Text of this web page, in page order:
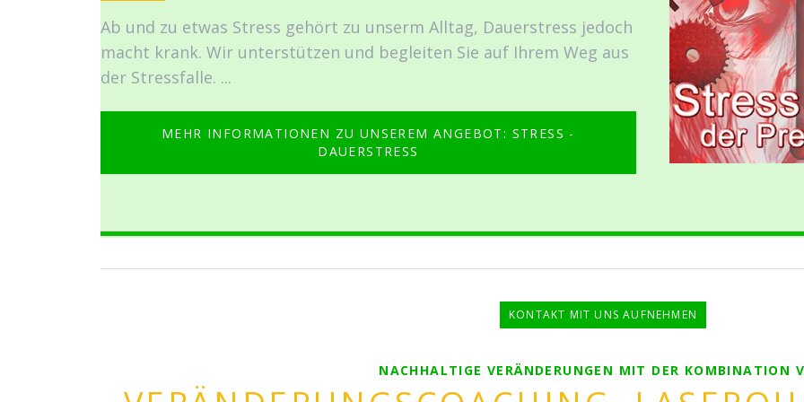
Ab und zu etwas Stress gehört zu unserm Alltag, Dauerstress jedoch
macht krank. Wir unterstützen und begleiten Sie auf Ihrem Weg aus
der Stressfalle. ...
MEHR INFORMATIONEN ZU UNSEREM ANGEBOT: STRESS -
DAUERSTRESS
KONTAKT MIT UNS AUFNEHMEN
NACHHALTIGE VERÄNDERUNGEN MIT DER KOMBINATION